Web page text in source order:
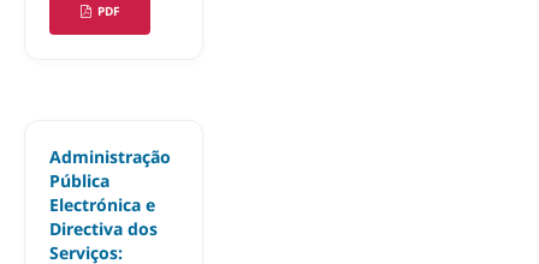
PDF
Administração
Pública
Electrónica e
Directiva dos
Serviços: